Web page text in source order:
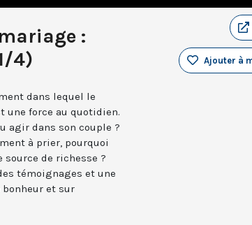
:
4)
Ajouter à
dans lequel le
une force au quotidien.
agir dans son couple ?
à prier, pourquoi
source de richesse ?
témoignages et une
et sur